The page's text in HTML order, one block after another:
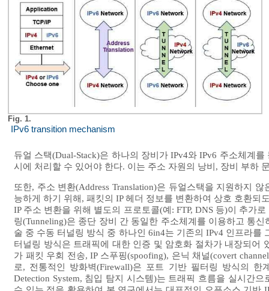
Fig. 1.
IPv6 transition mechanism
듀얼 스택(Dual-Stack)은 하나의 장비가 IPv4와 IPv6 주소체계
시에 처리할 수 있어야 한다. 이는 주소 자원의 낭비, 장비 부하
또한, 주소 변환(Address Translation)은 듀얼스택을 지원하지
능하게 하기 위해, 패킷의 IP 헤더 정보를 변환하여 상호 호환되
IP 주소 변환을 위해 별도의 프로토콜(예: FTP, DNS 등)이 추가
링(Tunneling)은 종단 장비 간 동일한 주소체계를 이용하고 통
술 중 수동 터널링 방식 중 하나인 6in4는 기존의 IPv4 인프라
터널링 방식은 트래픽에 대한 인증 및 암호화 절차가 내장되어
가 패킷 우회 전송, IP 스푸핑(spoofing), 은닉 채널(covert
로, 전통적인 방화벽(Firewall)은 포트 기반 필터링 방식의
Detection System, 침입 탐지 시스템)는 트래픽 흐름을 실시간